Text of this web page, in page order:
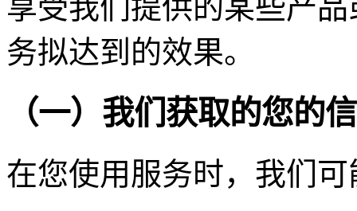
享受我们提供的某些产
务拟达到的效果。
（一）我们获取的您的
在您使用服务时，我们